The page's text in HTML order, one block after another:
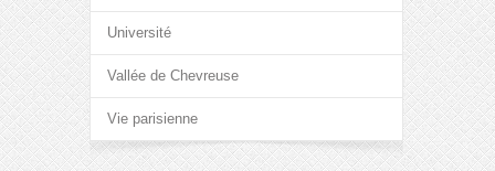
Université
Vallée de Chevreuse
Vie parisienne